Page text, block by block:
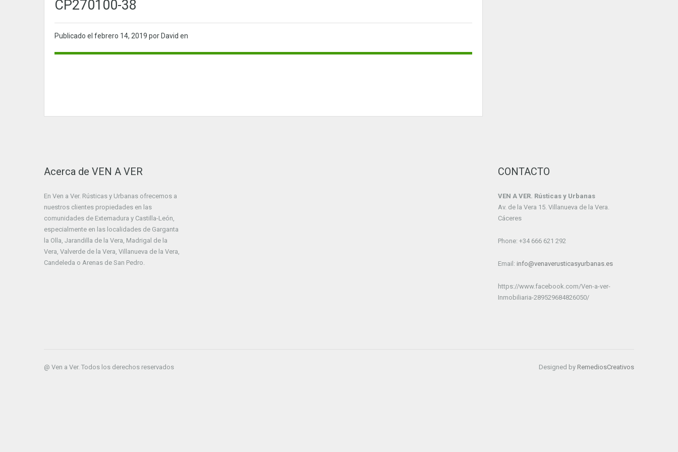
CP270100-38
Publicado el febrero 14, 2019 por David en
Acerca de VEN A VER
En Ven a Ver. Rústicas y Urbanas ofrecemos a
nuestros clientes propiedades en las
comunidades de Extemadura y Castilla-León,
especialmente en las localidades de Garganta
la Olla, Jarandilla de la Vera, Madrigal de la
Vera, Valverde de la Vera, Villanueva de la Vera,
Candeleda o Arenas de San Pedro.
CONTACTO
VEN A VER. Rústicas y Urbanas
Av. de la Vera 15. Villanueva de la Vera.
Cáceres
Phone: +34 666 621 292
Email: info@venaverusticasyurbanas.es
https://www.facebook.com/Ven-a-ver-
Inmobiliaria-289529684826050/
@ Ven a Ver. Todos los derechos reservados Designed by RemediosCreativos